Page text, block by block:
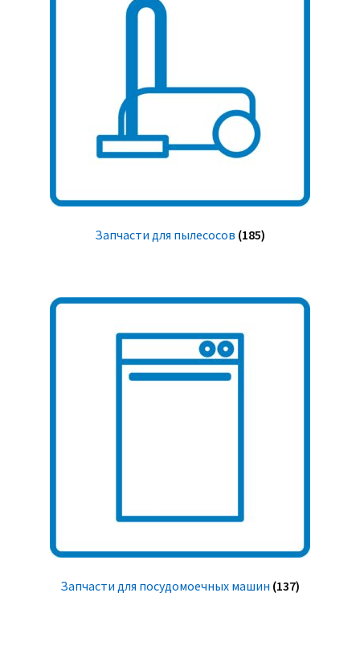
Запчасти для пылесосов (185)
Запчасти для посудомоечных машин (137)